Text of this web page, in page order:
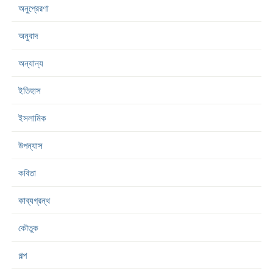
অনুপ্রেরণা
অনুবাদ
অন্যান্য
ইতিহাস
ইসলামিক
উপন্যাস
কবিতা
কাব্যগ্রন্থ
কৌতুক
গল্প